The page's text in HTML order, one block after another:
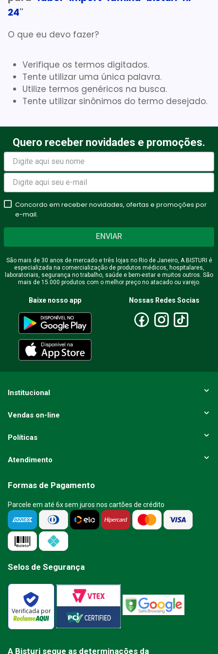
24"
O que eu devo fazer?
Verifique os termos digitados.
Tente utilizar uma única palavra.
Utilize termos genéricos na busca.
Tente utilizar sinônimos do termo desejado.
Quero receber novidades e promoções.
Concordo em receber novidades, ofertas e promoções por
e-mail.
ENVIAR
São mais de 30 anos de mercado e três lojas no Rio de Janeiro, A BISTURI é
especializada na comercialização de produtos médicos, hospitalares,
laboratoriais, segurança no trabalho, saúde e bem-estar e muitos outros. São
mais de 15.000 produtos com o melhor preço no atacado ou varejo.
Baixe nosso app Nossas Redes Socias
Institucional
Vendas on-line
Políticas
Atendimento
Formas de Pagamento
Parcele em até 6x sem juros nos cartões de crédito
Selos de Segurança
Verificada por
A Bisturi segue as determinações da
8º Gaze Esteril
10º Cadeira Banho